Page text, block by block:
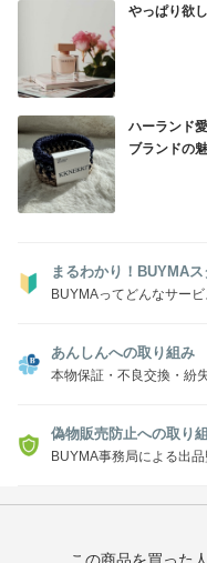
やっぱり欲
ハーランド
ブランドの
まるわかり！BUYMA
BUYMAってどんなサー
あんしんへの取り組み
本物保証・不良交換・紛
偽物販売防止への取り
BUYMA事務局による出